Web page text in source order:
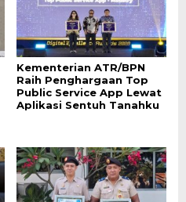
Kementerian ATR/BPN
Raih Penghargaan Top
Public Service App Lewat
Aplikasi Sentuh Tanahku